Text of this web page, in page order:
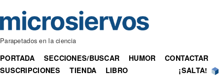
Parapetados en la ciencia
PORTADA SECCIONES/BUSCAR HUMOR
CONTACTAR
SUSCRIPCIONES
TIENDA LIBRO ¡SALTA!